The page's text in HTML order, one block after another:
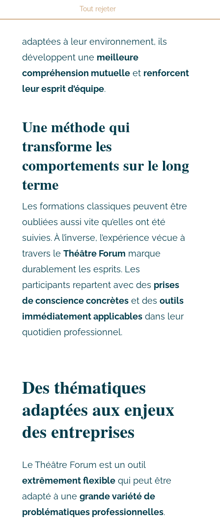
Tout rejeter
et leursvisions du travail
adaptées à leur environnement, ils
développent une meilleure
compréhension mutuelleet renforcent
leur esprit d’équipe.
Une méthode qui
transforme les
comportements sur le long
terme
Les formations classiques peuvent être
oubliées aussi vite qu’elles ont été
suivies. À l’inverse, l’expérience vécue à
travers le Théâtre Forum marque
durablement les esprits. Les
participants repartent avec des prises
de conscience concrèteset des outils
immédiatement applicablesdans leur
quotidien professionnel.
Des thématiques
adaptées aux enjeux
des entreprises
Le Théâtre Forum est un outil
extrêmement flexiblequi peut être
adapté à une grande variété de
problématiques professionnelles.